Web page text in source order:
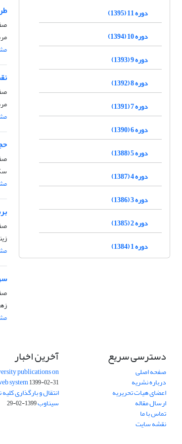
دوره 11 (1395)
دوره 10 (1394)
دوره 9 (1393)
دوره 8 (1392)
دوره 7 (1391)
دوره 6 (1390)
دوره 5 (1388)
دوره 4 (1387)
دوره 3 (1386)
دوره 2 (1385)
دوره 1 (1384)
دسترسی سریع
صفحه اصلی
درباره نشریه
اعضای هیات تحریریه
ارسال مقاله
تماس با ما
نقشه سایت
آخرین اخبار
publications on
system1399-02-31
انتقال و بارگذاری
سیناوب1399-02-29